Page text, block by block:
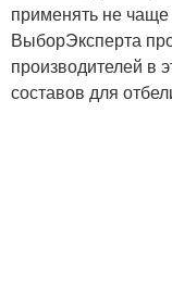
применять не
ВыборЭксперта
производителей в
составов для